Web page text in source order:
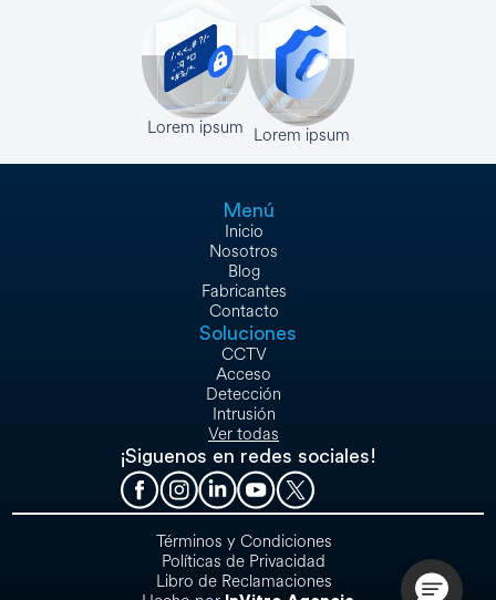
Lorem ipsum Lorem ipsum
Menú
Inicio
Nosotros
Blog
Fabricantes
Contacto
Soluciones
CCTV
Acceso
Detección
Intrusión
Ver todas
¡Siguenos en redes sociales!
Términos y Condiciones
Políticas de Privacidad
Libro de Reclamaciones